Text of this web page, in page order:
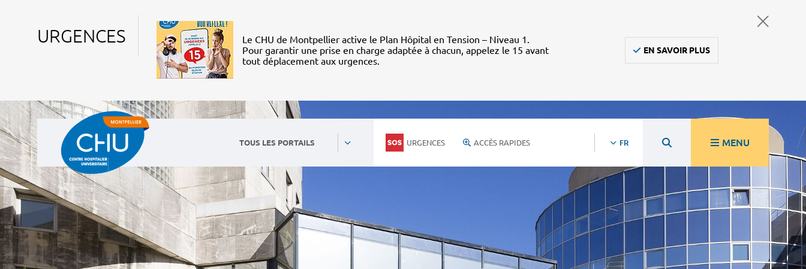
URGENCES
Le CHU de Montpellier active le Plan Hôpital en Tension – Niveau 1.
Pour garantir une prise en charge adaptée à chacun, appelez le 15 avant
tout déplacement aux urgences.
EN SAVOIR PLUS
TOUS LES PORTAILS URGENCES ACCÈS RAPIDES FR MENU